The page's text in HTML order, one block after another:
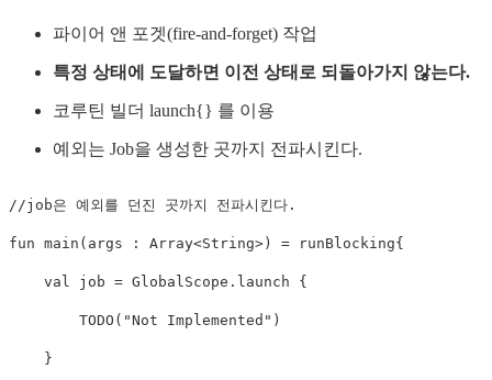
파이어 앤 포겟(fire-and-forget) 작업
특정 상태에 도달하면 이전 상태로 되돌아가지 않는다.
코루틴 빌더 launch{} 를 이용
예외는 Job을 생성한 곳까지 전파시킨다.
//job은 예외를 던진 곳까지 전파시킨다.
fun main ( args : Array<String> ) = runBlocking{
val job = GlobalScope . launch {
TODO ( "Not Implemented" )
}